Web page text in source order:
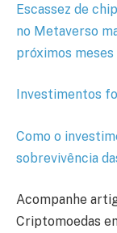
Escassez de
no Metaverso
próximos meses
Investimentos
Como o
sobrevivência
Acompanhe
Criptomoedas